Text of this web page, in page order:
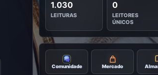
1.030
LEITURAS
0
LEITORES
ÚNICOS
Comunidade Mercado